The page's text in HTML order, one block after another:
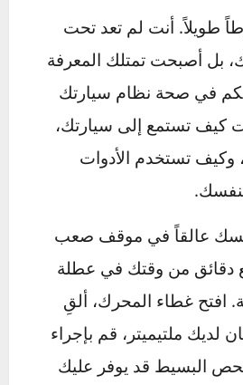
قم بفحص الأقطاب
أي تآكل، قم بتنظيفه
وخليط من صودا الخبز
الاهتزازات المفرطة يمكن
للبطارية. تأكد من أن
في مكانها مشدود
والمحرك مطفأ:
الهاتف لفترات طويلة